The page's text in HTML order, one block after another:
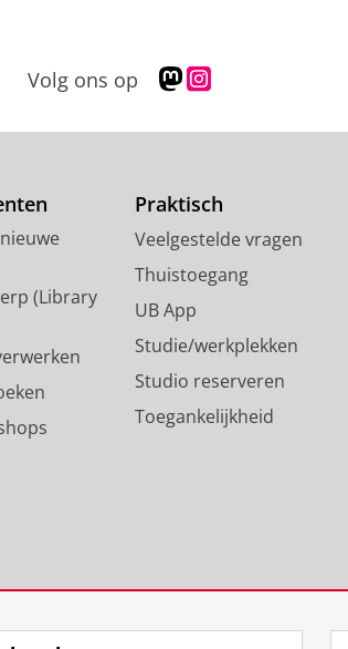
Volg ons op
M
s
d
n
p
o
f
i
e
l
n
v
s
g
r
a
m
c
c
o
u
s
n
(Library
Praktisch
Veelgestelde vragen
Thuistoegang
UB App
Studie/werkplekken
Studio reserveren
Toegankelijkheid